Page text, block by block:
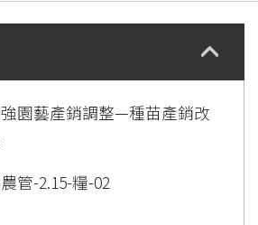
Details
園藝產銷調整—種苗產銷改
管-2.15-糧-02